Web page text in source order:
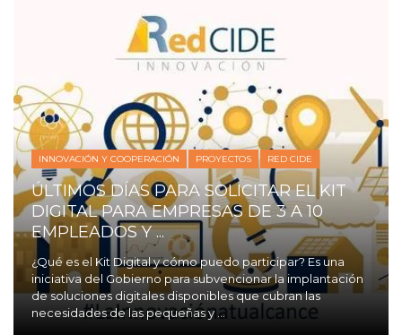
INNOVACIÓN Y COOPERACIÓN PROYECTOS RED CIDE
ÚLTIMOS DÍAS PARA SOLICITAR EL KIT
DIGITAL PARA EMPRESAS DE 3 A 10
EMPLEADOS Y ...
¿Qué es el Kit Digital y cómo puedo participar? Es una
iniciativa del Gobierno para subvencionar la implantación
de soluciones digitales disponibles que cubran las
necesidades de las pequeñas y ...